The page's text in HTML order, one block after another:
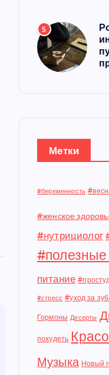
5
Метки
#беременность
#женское
#нутрициолог
питание
#стресс #уход за
Гормоны Десерты
похудеть
Музыка Новый